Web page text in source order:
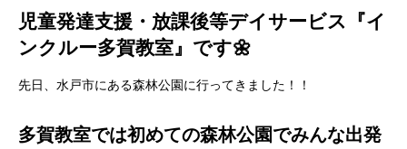
児童発達支援・放課後等デイサービス『イ
ンクルー多賀教室』です🌼
先日、水戸市にある森林公園に行ってきました！！
多賀教室では初めての森林公園でみんな出発